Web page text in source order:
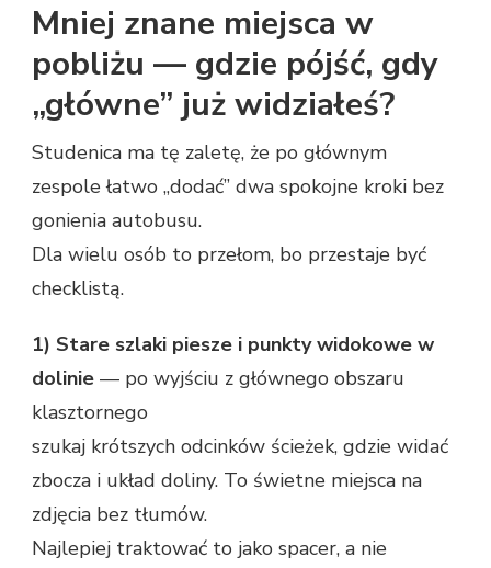
Mniej znane miejsca w
pobliżu — gdzie pójść, gdy
„główne” już widziałeś?
Studenica ma tę zaletę, że po głównym
zespole łatwo „dodać” dwa spokojne kroki bez
gonienia autobusu.
Dla wielu osób to przełom, bo przestaje być
checklistą.
1) Stare szlaki piesze i punkty widokowe w
dolinie — po wyjściu z głównego obszaru
klasztornego
szukaj krótszych odcinków ścieżek, gdzie widać
zbocza i układ doliny. To świetne miejsca na
zdjęcia bez tłumów.
Najlepiej traktować to jako spacer, a nie